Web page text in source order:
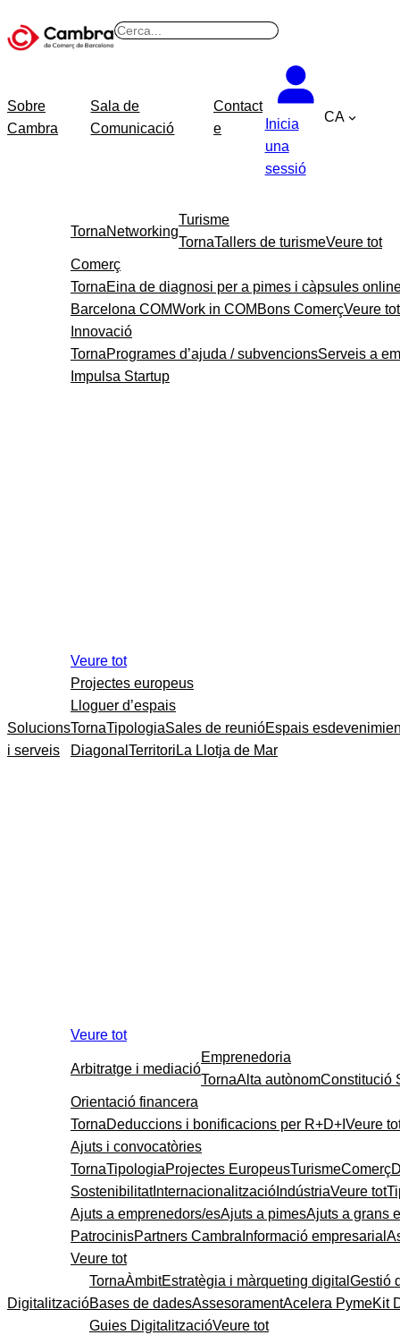
B
Sobre
Cambra
Sala de
Comunicació
Contact
e
Inicia
una
sessió
CA
Solucions
i serveis
TornaNetworking
Turisme
TornaTallers de turismeVeure tot
Comerç
TornaEina de diagnosi per a pimes i càpsules
Barcelona COMWork in COM Bons ComerçVeure tot
Innovació
TornaProgrames d’ajuda / subvencionsServeis a
Impulsa Startup
Veure tot
Projectes europeus
Lloguer d’espais
TornaTipologiaSales de reunióEspais
Diagonal Territori La Llotja de Mar
Veure tot
Arbitratge i mediació
Emprenedoria
TornaAlta autònomConstitució
Orientació financera
TornaDeduccions i bonificacions per R+D+I Veure
Ajuts i convocatòries
TornaTipologiaProjectes EuropeusTurismeComerç
SostenibilitatInternacionalització IndústriaVeure tot
Ajuts a emprenedors/esAjuts a pimesAjuts a grans
PatrocinisPartners Cambra Informació empresarial
Veure tot
Digitalització
TornaÀmbitEstratègia i màrqueting digital Gestió
Bases de dadesAssesoramentAcelera PymeKit
Guies DigitalitzacióVeure tot